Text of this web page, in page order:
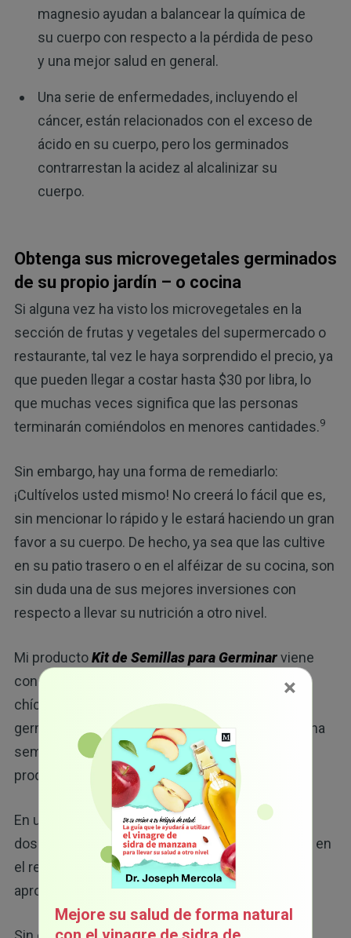
magnesio ayudan a balancear la química de
su cuerpo con respecto a la pérdida de peso
y una mejor salud en general.
Una serie de enfermedades, incluyendo el
cáncer, están relacionados con el exceso de
ácido en su cuerpo, pero los germinados
contrarrestan la acidez al alcalinizar su
cuerpo.
Obtenga sus microvegetales germinados
de su propio jardín – o cocina
Si alguna vez ha visto los microvegetales en la
sección de frutas y vegetales del supermercado o
restaurante, tal vez le haya sorprendido el precio, ya
que pueden llegar a costar hasta $30 por libra, lo
que muchas veces significa que las personas
terminarán comiéndolos en menores cantidades.9
Sin embargo, hay una forma de remediarlo:
¡Cultívelos usted mismo! No creerá lo fácil que es,
sin mencionar lo rápido y le estará haciendo un gran
favor a su cuerpo. De hecho, ya sea que las cultive
en su patio trasero o en el alféizar de su cocina, son
sin duda una de sus mejores inversiones con
respecto a llevar su nutrición a otro nivel.
Mi productoKit de Semillas para Germinarviene
con semillas orgánicas de girasol, brócoli y
chícharo. Cuando las cultiva sobre el suelo, los
germinados están listos en aproximadamente una
semana. Una libra de semillas probablemente
producirá más de 10 libras de germinados.
En una bandeja de 10x10, puede cosechar hasta
dos libras de germinados de girasol y guardarlas en
el refrigerado durante una semana
aproximadamente.
×
Mejore su salud de forma natural